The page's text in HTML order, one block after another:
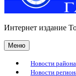
Интернет издание
Меню
Новости района
Новости